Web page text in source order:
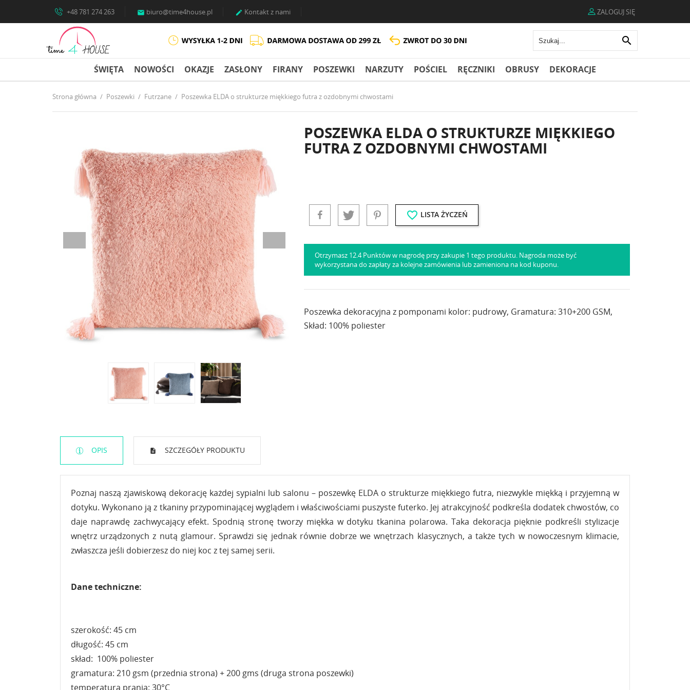
+48 781 274 263  biuro@time4house.pl  Kontakt z nami ZALOGUJ SIĘ

ŚWIĘTA NOWOŚCI OKAZJE ZASŁONY FIRANY POSZEWKI NARZUTY POŚCIEL RĘCZNIKI OBRUSY DEKORACJE
Strona główna Poszewki Futrzane Poszewka ELDA o strukturze miękkiego futra z ozdobnymi chwostami
POSZEWKA ELDA O STRUKTURZE MIĘKKIEGO
FUTRA Z OZDOBNYMI CHWOSTAMI
favorite_border LISTA ŻYCZEŃ
Otrzymasz 12.4 Punktów w nagrodę przy zakupie 1 tego produktu. Nagroda może być
wykorzystana do zapłaty za kolejne zamówienia lub zamieniona na kod kuponu.
Poszewka dekoracyjna z pomponami kolor: pudrowy, Gramatura: 310+200 GSM,
Skład: 100% poliester
OPIS SZCZEGÓŁY PRODUKTU
Poznaj naszą zjawiskową dekorację każdej sypialni lub salonu – poszewkę ELDA o strukturze miękkiego futra, niezwykle miękką i przyjemną w
dotyku. Wykonano ją z tkaniny przypominającej wyglądem i właściwościami puszyste futerko. Jej atrakcyjność podkreśla dodatek chwostów, co
daje naprawdę zachwycający efekt. Spodnią stronę tworzy miękka w dotyku tkanina polarowa. Taka dekoracja pięknie podkreśli stylizacje
wnętrz urządzonych z nutą glamour. Sprawdzi się jednak równie dobrze we wnętrzach klasycznych, a także tych w nowoczesnym klimacie,
zwłaszcza jeśli dobierzesz do niej koc z tej samej serii.
Dane techniczne:
szerokość: 45 cm
długość: 45 cm
skład: 100% poliester
gramatura: 210 gsm (przednia strona) + 200 gms (druga strona poszewki)
temperatura prania: 30°C